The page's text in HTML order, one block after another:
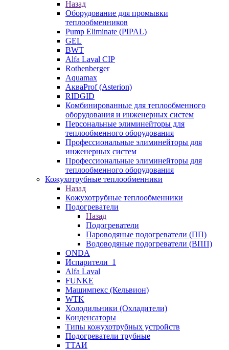
Назад
Оборудование для промывки
теплообменников
Pump Eliminate (PIPAL)
GEL
BWT
Alfa Laval CIP
Rothenberger
Aquamax
АкваProf (Asterion)
RIDGID
Комбинированные для теплообменного
оборудования и инженерных систем
Персональные элиминейторы для
теплообменного оборудования
Профессиональные элиминейторы для
инженерных систем
Профессиональные элиминейторы для
теплообменного оборудования
Кожухотрубные теплообменники
Назад
Кожухотрубные теплообменники
Подогреватели
Назад
Подогреватели
Пароводяные подогреватели (ПП)
Водоводяные подогреватели (ВПП)
ONDA
Испарители_1
Alfa Laval
FUNKE
Машимпекс (Кельвион)
WTK
Холодильники (Охладители)
Конденсаторы
Типы кожухотрубных устройств
Подогреватели трубные
ТТАИ